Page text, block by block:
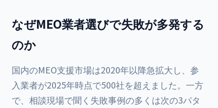
なぜMEO業者選びで失敗が多発する
のか
国内のMEO支援市場は2020年以降急拡大し、参
入業者が2025年時点で500社を超えました。一方
で、相談現場で聞く失敗事例の多くは次の3パタ